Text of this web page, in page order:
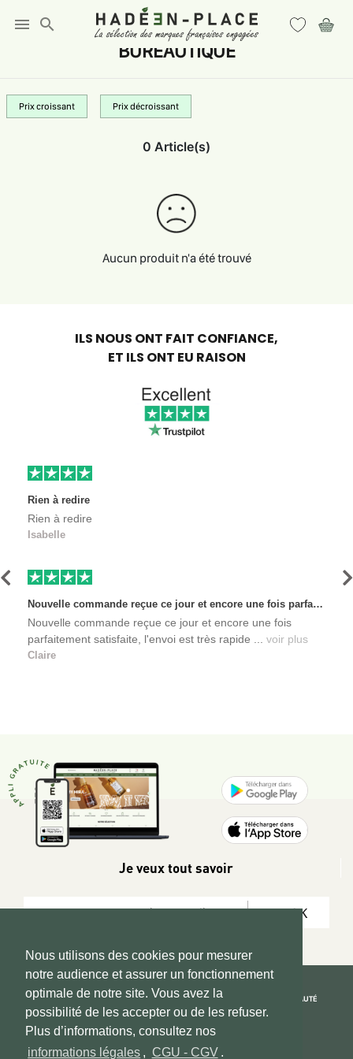
Nous utilisons des cookies pour mesurer
notre audience et assurer un fonctionnement
optimale de notre site. Vous avez la
possibilité de les accepter ou de les refuser.
Plus d’informations, consultez nos
informations légales , CGU - CGV .
menu search
BUREAUTIQUE
Prix croissant Prix décroissant
0 Article(s)
Aucun produit n'a été trouvé
ILS NOUS ONT FAIT CONFIANCE,
ET ILS ONT EU RAISON
Rien à redire
Rien à redire
Isabelle
Nouvelle commande reçue ce jour et encore une fois parfaitement satisfaite, l'envoi est très rapide et les produits sont toujours conditionnés de manière personnalisés. L'avantage de commander auprès de créateurs indépendants.
Nouvelle commande reçue ce jour et encore une fois
parfaitement satisfaite, l'envoi est très rapide ... voir plus
Claire
Précédent
Je veux tout savoir
OK
REJOIGNEZ LA COMMUNAUTÉ